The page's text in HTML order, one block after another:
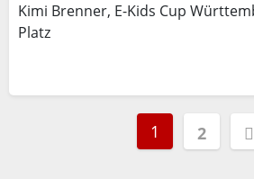
Kimi Brenner, E-Kids Cup
Platz
der
1 2